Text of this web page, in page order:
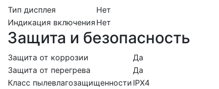
Тип дисплея
Нет
Индикация включения Нет
Защита и безопасность
Защита от коррозии
Да
Защита от перегрева
Да
Класс пылевлагозащищенности IPX4